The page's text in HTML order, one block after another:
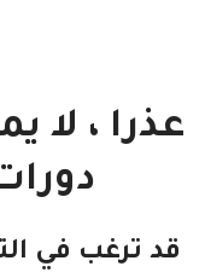
عذرا ، لا
قد ترغب في